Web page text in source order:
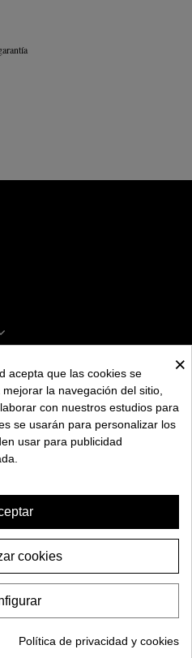
59,95€
CESTA
×
acepta que las cookies se
la navegación del sitio,
con nuestros estudios para
se usarán para personalizar los
usar para publicidad
cookies
Política de privacidad y cookies